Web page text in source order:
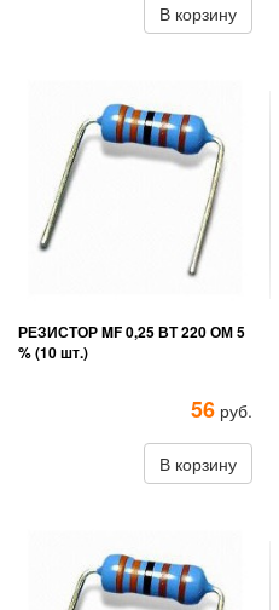
В корзину
РЕЗИСТОР MF 0,25 ВТ 220 ОМ 5
% (10 шт.)
56 руб.
В корзину